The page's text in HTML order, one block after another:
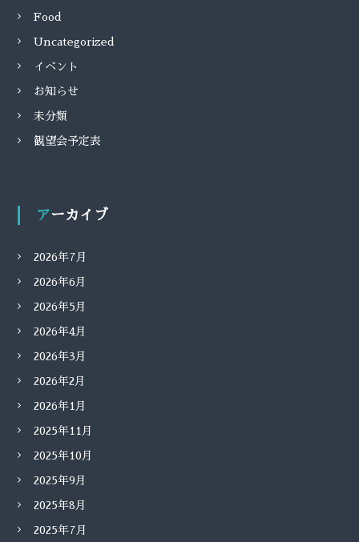
Food
Uncategorized
イベント
お知らせ
未分類
観望会予定表
アーカイブ
2026年7月
2026年6月
2026年5月
2026年4月
2026年3月
2026年2月
2026年1月
2025年11月
2025年10月
2025年9月
2025年8月
2025年7月